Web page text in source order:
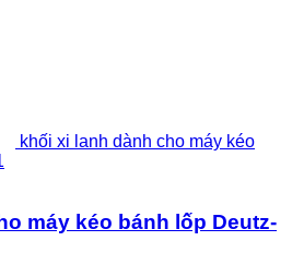
khối xi lanh dành cho máy kéo
máy kéo bánh lốp Deutz-